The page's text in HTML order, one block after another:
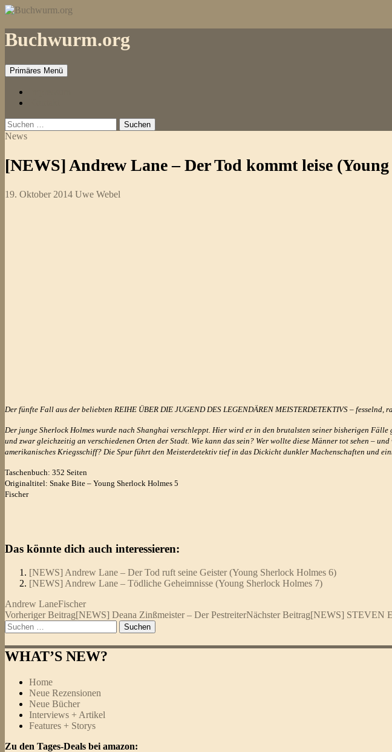
Zum
springen
Buchwurm.org
Primäres Menü
Suchen
nach:
News
[NEWS] Andrew Lane – Der Tod kommt leise
19. Oktober 2014 Uwe Webel
Der fünfte Fall aus der beliebten REIHE ÜBER DIE JUGEND DES LEGENDÄREN MEISTERDETEKTIVS – fesselnd,
Der junge Sherlock Holmes wurde nach Shanghai verschleppt. Hier wird er in den brutalsten seiner bisherigen
und zwar gleichzeitig an verschiedenen Orten der Stadt. Wie kann das sein? Wer wollte diese Männer tot sehen –
amerikanisches Kriegsschiff? Die Spur führt den Meisterdetektiv tief in das Dickicht dunkler Machenschaften und
Taschenbuch: 352 Seiten
Originaltitel: Snake Bite – Young Sherlock Holmes 5
Fischer
Das könnte dich auch interessieren:
[NEWS] Andrew Lane – Der Tod ruft seine Geister (Young Sherlock Holmes 6)
[NEWS] Andrew Lane – Tödliche Geheimnisse (Young Sherlock Holmes 7)
Andrew LaneFischer
Beitragsnavigation
Vorheriger Beitrag[NEWS] Deana Zinßmeister – Der PestreiterNächster Beitrag[NEWS] STEVEN
Suchen
nach:
WHAT’S NEW?
Home
Neue Rezensionen
Neue Bücher
Interviews + Artikel
Features + Storys
Zu den Tages-Deals bei amazon: